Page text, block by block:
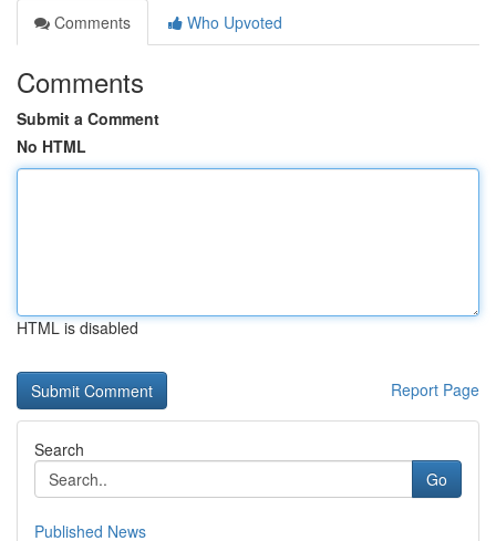
Comments
Who Upvoted
Comments
Submit a Comment
No HTML
HTML is disabled
Report Page
Search
Go
Published News